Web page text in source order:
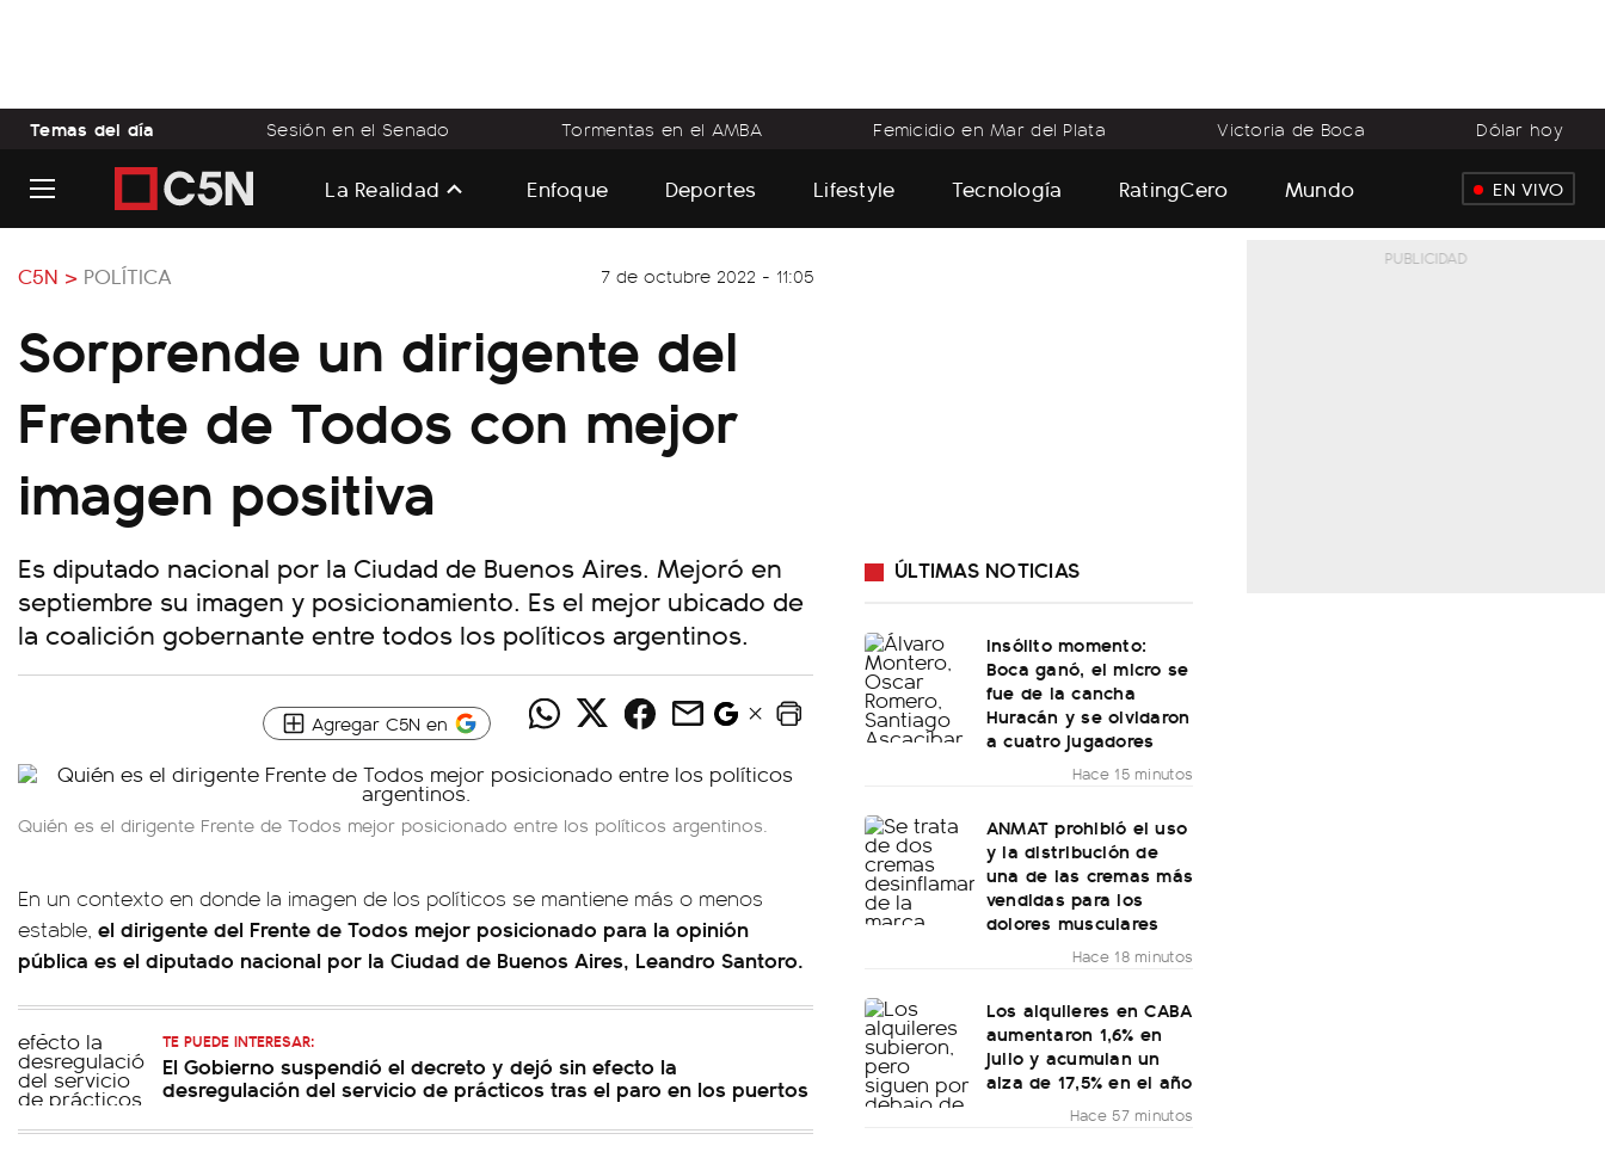
Temas del día Sesión en el Senado Tormentas en el AMBA Femicidio en Mar del Plata Victoria de Boca Dólar hoy
La Realidad Enfoque Deportes Lifestyle Tecnología RatingCero Mundo EN VIVO
C5N > POLÍTICA 7 de octubre 2022 - 11:05
Sorprende un dirigente del
Frente de Todos con mejor
imagen positiva
Es diputado nacional por la Ciudad de Buenos Aires. Mejoró en
septiembre su imagen y posicionamiento. Es el mejor ubicado de
la coalición gobernante entre todos los políticos argentinos.
Agregar C5N en
Quién es el dirigente Frente de Todos mejor posicionado entre los políticos argentinos.
En un contexto en donde la imagen de los políticos se mantiene más o menos
estable, el dirigente del Frente de Todos mejor posicionado para la opinión
pública es el diputado nacional por la Ciudad de Buenos Aires, Leandro Santoro.
TE PUEDE INTERESAR:
El Gobierno suspendió el decreto y dejó sin efecto la
desregulación del servicio de prácticos tras el paro en los puertos
ÚLTIMAS NOTICIAS
Insólito momento:
Boca ganó, el micro se
fue de la cancha
Huracán y se olvidaron
a cuatro jugadores
Hace 15 minutos
ANMAT prohibió el uso
y la distribución de
una de las cremas más
vendidas para los
dolores musculares
Hace 18 minutos
Los alquileres en CABA
aumentaron 1,6% en
julio y acumulan un
alza de 17,5% en el año
Hace 57 minutos